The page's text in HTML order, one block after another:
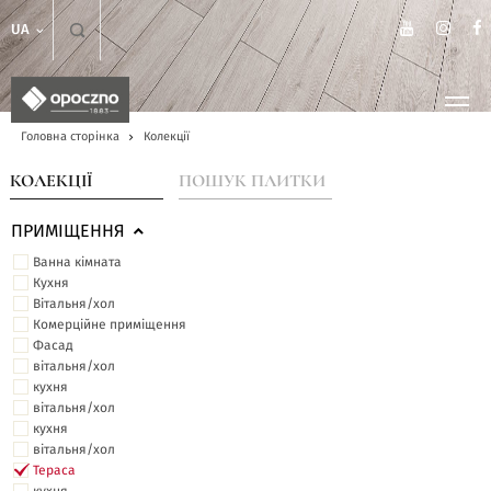
UA
Головна сторінка Колекції
КОЛЕКЦІЇ ПОШУК ПЛИТКИ
ПРИМІЩЕННЯ
Ванна кімната
Кухня
Вітальня/хол
Комерційне приміщення
Фасад
вітальня/хол
кухня
вітальня/хол
кухня
вітальня/хол
Тераса